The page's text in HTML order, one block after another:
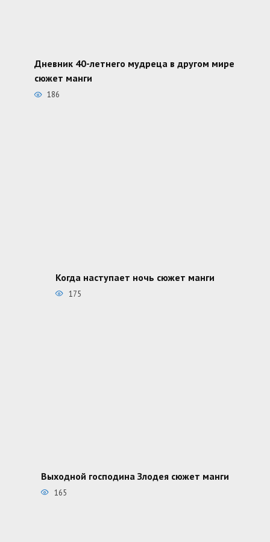
Дневник 40-летнего мудреца в другом мире
сюжет манги
186
Когда наступает ночь сюжет манги
175
Выходной господина Злодея сюжет манги
165